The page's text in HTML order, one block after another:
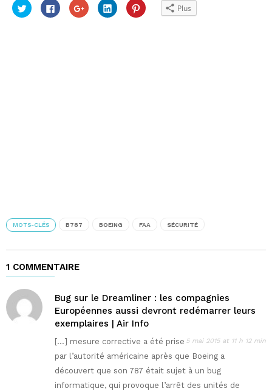
Cliquez
pour
partager
Cliquez
pour
partager
Cliquez
pour
partager
Cliquez
pour
partager
Cliquez
pour Plus
MOTS-CLÉS B787 BOEING FAA SÉCURITÉ
1 COMMENTAIRE
Bug sur le Dreamliner : les compagnies
Européennes aussi devront redémarrer leurs
exemplaires | Air Info
5 mai 2015 at 11 h 12 min
[…] mesure corrective a été prise
par l’autorité américaine après que Boeing a
découvert que son 787 était sujet à un bug
informatique, qui provoque l’arrêt des unités de